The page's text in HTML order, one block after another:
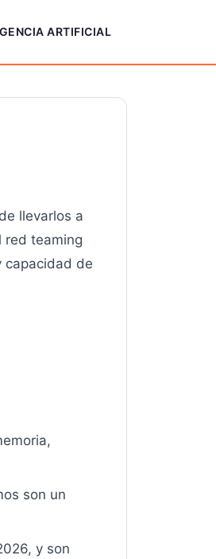
ARTIFICIAL
llevarlos a
red teaming
capacidad de
son un
y son